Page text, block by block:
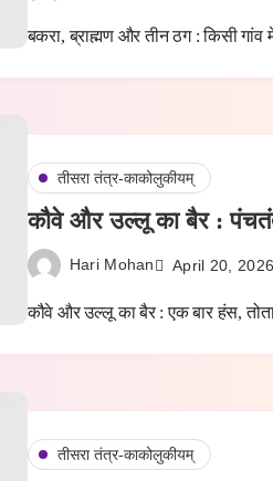
बकरा, ब्राह्मण और तीन ठग : किसी
तीसरा तंत्र-काकोलुकीयम्
कौवे और उल्लू का बैर :
Hari Mohan April 20, 2026
कौवे और उल्लू का बैर : एक बार हंस,
तीसरा तंत्र-काकोलुकीयम्